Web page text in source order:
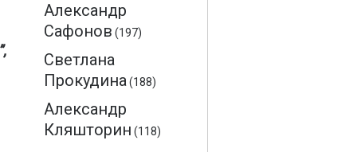
Александр
Сафонов (197)
Светлана
Прокудина(188)
Александр
Кляшторин (118)